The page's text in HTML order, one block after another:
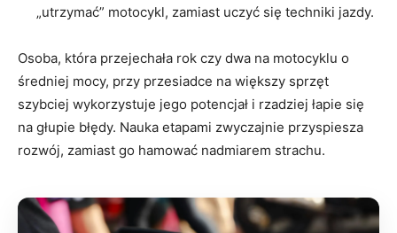
„utrzymać” motocykl, zamiast uczyć się techniki jazdy.
Osoba, która przejechała rok czy dwa na motocyklu o
średniej mocy, przy przesiadce na większy sprzęt
szybciej wykorzystuje jego potencjał i rzadziej łapie się
na głupie błędy. Nauka etapami zwyczajnie przyspiesza
rozwój, zamiast go hamować nadmiarem strachu.